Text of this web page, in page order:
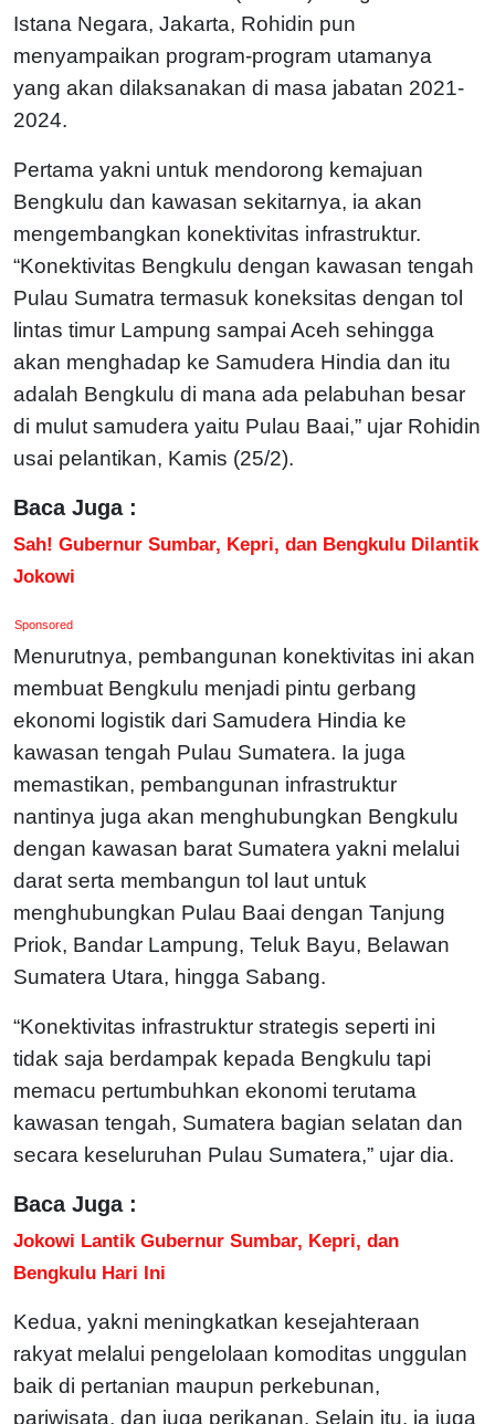
Istana Negara, Jakarta, Rohidin pun
menyampaikan program-program utamanya
yang akan dilaksanakan di masa jabatan 2021-
2024.
Pertama yakni untuk mendorong kemajuan
Bengkulu dan kawasan sekitarnya, ia akan
mengembangkan konektivitas infrastruktur.
“Konektivitas Bengkulu dengan kawasan tengah
Pulau Sumatra termasuk koneksitas dengan tol
lintas timur Lampung sampai Aceh sehingga
akan menghadap ke Samudera Hindia dan itu
adalah Bengkulu di mana ada pelabuhan besar
di mulut samudera yaitu Pulau Baai,” ujar Rohidin
usai pelantikan, Kamis (25/2).
Baca Juga :
Sah! Gubernur Sumbar, Kepri, dan Bengkulu Dilantik
Jokowi
Sponsored
Menurutnya, pembangunan konektivitas ini akan
membuat Bengkulu menjadi pintu gerbang
ekonomi logistik dari Samudera Hindia ke
kawasan tengah Pulau Sumatera. Ia juga
memastikan, pembangunan infrastruktur
nantinya juga akan menghubungkan Bengkulu
dengan kawasan barat Sumatera yakni melalui
darat serta membangun tol laut untuk
menghubungkan Pulau Baai dengan Tanjung
Priok, Bandar Lampung, Teluk Bayu, Belawan
Sumatera Utara, hingga Sabang.
“Konektivitas infrastruktur strategis seperti ini
tidak saja berdampak kepada Bengkulu tapi
memacu pertumbuhkan ekonomi terutama
kawasan tengah, Sumatera bagian selatan dan
secara keseluruhan Pulau Sumatera,” ujar dia.
Baca Juga :
Jokowi Lantik Gubernur Sumbar, Kepri, dan
Bengkulu Hari Ini
Kedua, yakni meningkatkan kesejahteraan
rakyat melalui pengelolaan komoditas unggulan
baik di pertanian maupun perkebunan,
pariwisata, dan juga perikanan. Selain itu, ia juga